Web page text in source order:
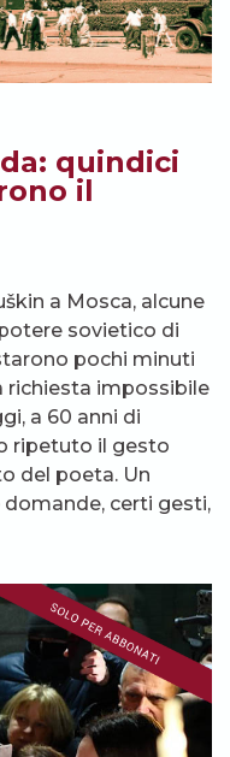
quindici
il
a Mosca, alcune
sovietico di
pochi minuti
richiesta impossibile
a 60 anni di
ripetuto il gesto
del poeta. Un
certi gesti,